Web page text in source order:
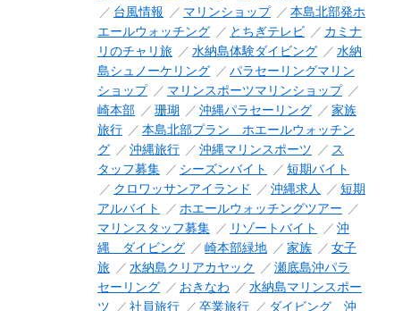
台風情報
マリンショップ
本島北部発ホ
エールウォッチング
とちぎテレビ
カミナ
リのチャリ旅
水納島体験ダイビング
水納
島シュノーケリング
パラセーリングマリン
ショップ
マリンスポーツマリンショップ
崎本部
珊瑚 沖縄パラセーリング
家族
旅行
本島北部プラン ホエールウォッチン
グ
沖縄旅行 沖縄マリンスポーツ
ス
タッフ募集
シーズンバイト
短期バイト
クロワッサンアイランド
沖縄求人
短期
アルバイト
ホエールウォッチングツアー
マリンスタッフ募集
リゾートバイト
沖
縄 ダイビング
崎本部緑地 家族
女子
旅
水納島クリアカヤック
瀬底島沖パラ
セーリング
おきなわ
水納島マリンスポー
ツ
社員旅行 卒業旅行 ダイビング 沖